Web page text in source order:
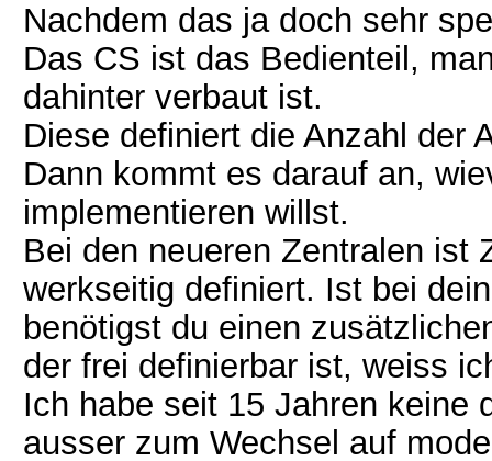
Nachdem das ja doch sehr
Das CS ist das Bedienteil,
dahinter verbaut ist.
Diese definiert die Anzahl der
Dann kommt es darauf an,
implementieren willst.
Bei den neueren Zentralen ist
werkseitig definiert. Ist bei
benötigst du einen
der frei definierbar ist, weiss
Ich habe seit 15 Jahren keine
ausser zum Wechsel auf